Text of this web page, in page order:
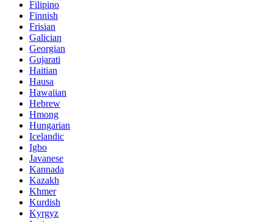
Filipino
Finnish
Frisian
Galician
Georgian
Gujarati
Haitian
Hausa
Hawaiian
Hebrew
Hmong
Hungarian
Icelandic
Igbo
Javanese
Kannada
Kazakh
Khmer
Kurdish
Kyrgyz